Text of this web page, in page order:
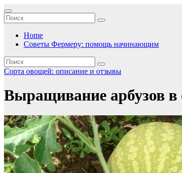
Перейти
к
содержимому
Home
Советы Фермеру: помощь начинающим
Сорта овощей: описание и отзывы
Выращивание арбузов